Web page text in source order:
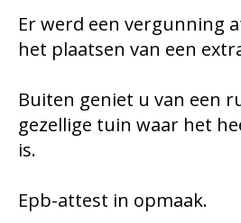
Er werd een vergunning
het plaatsen van een
Buiten geniet u van een
gezellige tuin waar het
is.
Epb-attest in opmaak.